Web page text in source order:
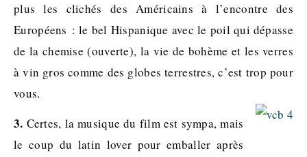
plus les clichés des Américains à l’encontre des
Européens : le bel Hispanique avec le poil qui dépasse
de la chemise (ouverte), la vie de bohème et les verres
à vin gros comme des globes terrestres, c’est trop pour
vous.
3. Certes, la musique du film est sympa, mais
le coup du latin lover pour emballer après